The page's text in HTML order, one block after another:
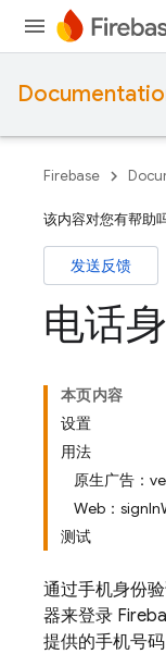
Firebase
该内容对您有帮助
发送反馈
电话
本页内容
设置
用法
原生广告：
Web：
测试
通过手机身份
器来登录
提供的手机号